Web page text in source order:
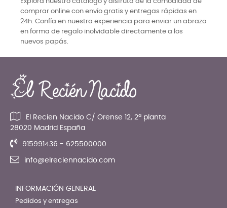
Explora nuestro catálogo y disfruta de la comodidad de
comprar online con envío gratis y entregas rápidas en
24h. Confía en nuestra experiencia para enviar un abrazo
en forma de regalo inolvidable directamente a los
nuevos papás.
El Recien Nacido C/ Orense 12, 2ª planta
28020 Madrid España
915991436 - 625500000
info@elreciennacido.com
INFORMACIÓN GENERAL
Pedidos y entregas